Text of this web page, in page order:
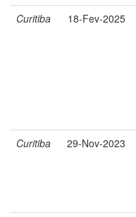
Curitiba 18-Fev-2025
Curitiba 29-Nov-2023